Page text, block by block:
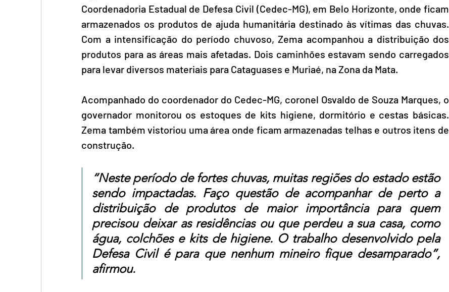
Coordenadoria Estadual de Defesa Civil (Cedec-MG), em Belo Horizonte, onde ficam
armazenados os produtos de ajuda humanitária destinado às vítimas das chuvas.
Com a intensificação do período chuvoso, Zema acompanhou a distribuição dos
produtos para as áreas mais afetadas. Dois caminhões estavam sendo carregados
para levar diversos materiais para Cataguases e Muriaé, na Zona da Mata.
Acompanhado do coordenador do Cedec-MG, coronel Osvaldo de Souza Marques, o
governador monitorou os estoques de kits higiene, dormitório e cestas básicas.
Zema também vistoriou uma área onde ficam armazenadas telhas e outros itens de
construção.
“Neste período de fortes chuvas, muitas regiões do estado estão
sendo impactadas. Faço questão de acompanhar de perto a
distribuição de produtos de maior importância para quem
precisou deixar as residências ou que perdeu a sua casa, como
água, colchões e kits de higiene. O trabalho desenvolvido pela
Defesa Civil é para que nenhum mineiro fique desamparado”,
afirmou.